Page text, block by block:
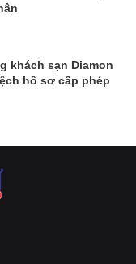
khách sạn Diamon
hồ sơ cấp phép